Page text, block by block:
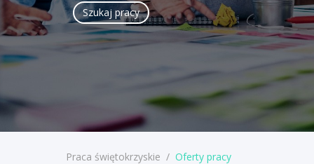
Praca świętokrzyskie / Oferty pracy